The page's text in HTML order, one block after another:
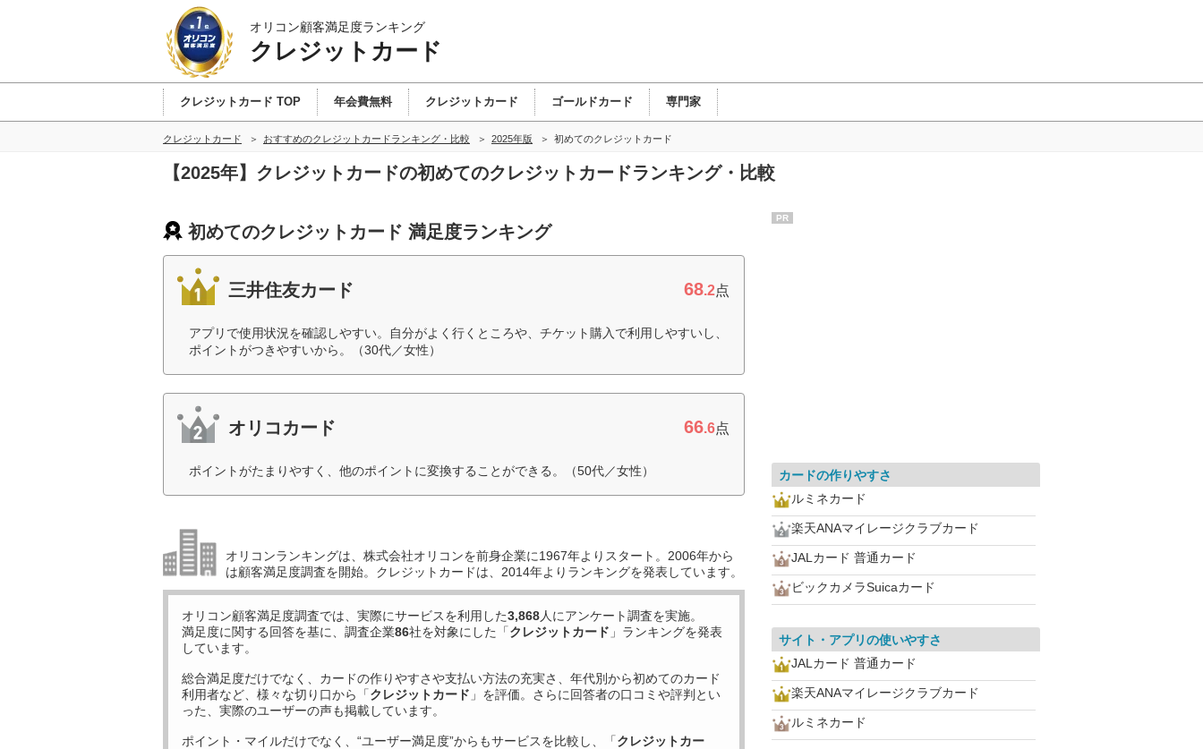
オリコン顧客満足度ランキング
クレジットカード
クレジットカード TOP 年会費無料 クレジットカード ゴールドカード 専門家
クレジットカード おすすめのクレジットカードランキング・比較 2025年版 初めてのクレジットカード
【2025年】クレジットカードの初めてのクレジットカードランキング・比較
初めてのクレジットカード 満足度ランキング
三井住友カード 68.2点
アプリで使用状況を確認しやすい。自分がよく行くところや、チケット購入で利用しやすいし、
ポイントがつきやすいから。（30代／女性）
オリコカード 66.6点
ポイントがたまりやすく、他のポイントに変換することができる。（50代／女性）
オリコンランキングは、株式会社オリコンを前身企業に1967年よりスタート。2006年から
は顧客満足度調査を開始。クレジットカードは、2014年よりランキングを発表しています。
オリコン顧客満足度調査では、実際にサービスを利用した3,868人にアンケート調査を実施。
満足度に関する回答を基に、調査企業86社を対象にした「クレジットカード 」ランキングを発表
しています。
総合満足度だけでなく、カードの作りやすさや支払い方法の充実さ、年代別から初めてのカード
利用者など、様々な切り口から「クレジットカード 」を評価。さらに回答者の口コミや評判とい
った、実際のユーザーの声も掲載しています。
ポイント・マイルだけでなく、“ユーザー満足度”からもサービスを比較し、「クレジットカー
PR
カードの作りやすさ
ルミネカード
楽天ANAマイレージクラブカード
JALカード 普通カード
ビックカメラSuicaカード
サイト・アプリの使いやすさ
JALカード 普通カード
楽天ANAマイレージクラブカード
ルミネカード